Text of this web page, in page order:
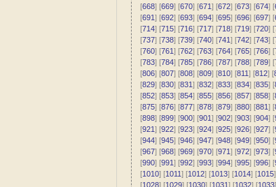
[668] [669] [670] [671] [672] [673] [674] [
[691] [692] [693] [694] [695] [696] [697] [
[714] [715] [716] [717] [718] [719] [720] [
[737] [738] [739] [740] [741] [742] [743] [
[760] [761] [762] [763] [764] [765] [766] [
[783] [784] [785] [786] [787] [788] [789] [
[806] [807] [808] [809] [810] [811] [812] [
[829] [830] [831] [832] [833] [834] [835] [
[852] [853] [854] [855] [856] [857] [858] [
[875] [876] [877] [878] [879] [880] [881] [
[898] [899] [900] [901] [902] [903] [904] [
[921] [922] [923] [924] [925] [926] [927] [
[944] [945] [946] [947] [948] [949] [950] [
[967] [968] [969] [970] [971] [972] [973] [
[990] [991] [992] [993] [994] [995] [996] [
[1010] [1011] [1012] [1013] [1014] [1015
[1028] [1029] [1030] [1031] [1032] [1033